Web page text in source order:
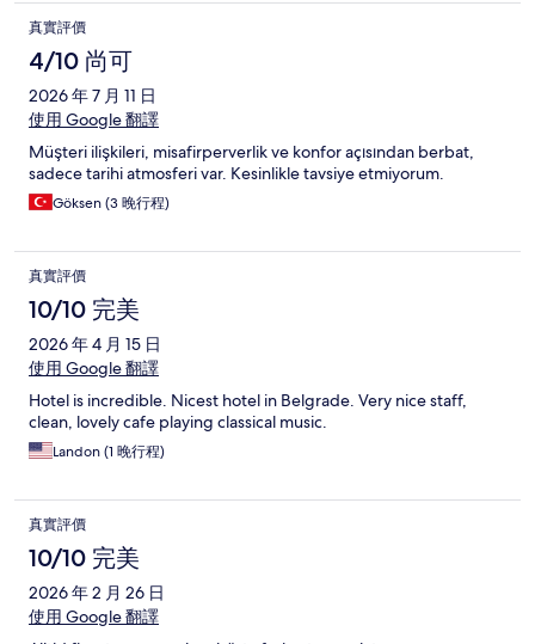
真實評價
4/10 尚可
2026 年 7 月 11 日
使用 Google 翻譯
Müşteri ilişkileri, misafirperverlik ve konfor açısından berbat,
sadece tarihi atmosferi var. Kesinlikle tavsiye etmiyorum.
Göksen (3 晚行程)
真實評價
10/10 完美
2026 年 4 月 15 日
使用 Google 翻譯
Hotel is incredible. Nicest hotel in Belgrade. Very nice staff,
clean, lovely cafe playing classical music.
Landon (1 晚行程)
真實評價
10/10 完美
2026 年 2 月 26 日
使用 Google 翻譯